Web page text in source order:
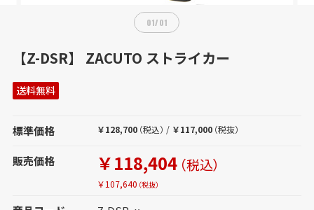
01/01
【Z-DSR】 ZACUTO ストライカー
送料無料
標準価格 ￥128,700 （税込） / ￥117,000 （税抜）
販売価格 ￥118,404 （税込）
￥107,640 （税抜）